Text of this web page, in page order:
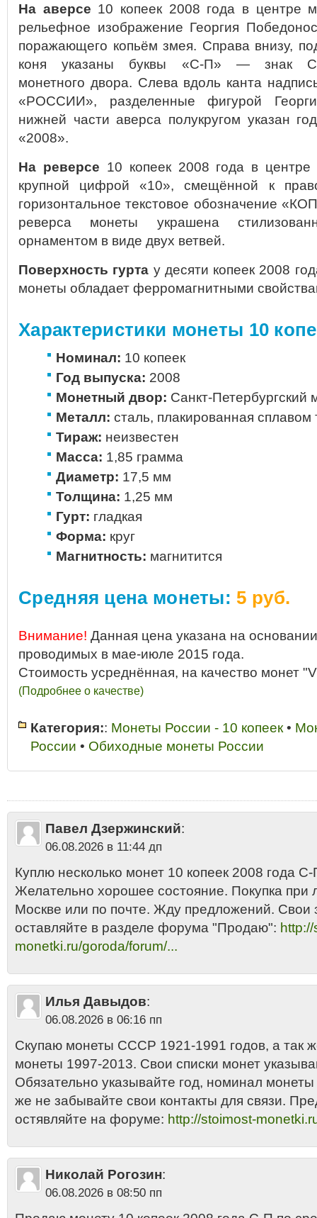
На аверсе 10 копеек 2008 года в центре
рельефное изображение Георгия
поражающего копьём змея. Справа внизу,
коня указаны буквы «С-П» — знак
монетного двора. Слева вдоль канта
«РОССИИ», разделенные фигурой
нижней части аверса полукругом указан
«2008».
На реверсе 10 копеек 2008 года в
крупной цифрой «10», смещённой к
горизонтальное текстовое обозначение
реверса монеты украшена
орнаментом в виде двух ветвей.
Поверхность гурта у десяти копеек 2008
монеты обладает ферромагнитными
Характеристики монеты 10
Номинал: 10 копеек
Год выпуска: 2008
Монетный двор: Санкт-
Металл: сталь, плакированная сплавом
Тираж: неизвестен
Масса: 1,85 грамма
Диаметр: 17,5 мм
Толщина: 1,25 мм
Гурт: гладкая
Форма: круг
Магнитность: магнитится
Средняя цена монеты: 5 руб.
Внимание! Данная цена указана на
проводимых в мае-июле 2015 года.
Стоимость усреднённая, на качество монет
(Подробнее о качестве)
Категория:: Монеты России - 10 копеек •
России • Обиходные монеты России
цена стоимость 2013•10 копеек России - сталь плакированная
Сколько стоит 10 копеек 2008 года
Павел Дзержинский:
06.08.2026 в 11:44 дп
Куплю несколько монет 10 копеек 2008 года
Желательно хорошее состояние. Покупка при
Москве или по почте. Жду предложений. Свои
оставляйте в разделе форума "Продаю":
monetki.ru/goroda/forum/...
Илья Давыдов:
06.08.2026 в 06:16 пп
Скупаю монеты СССР 1921-1991 годов, а так
монеты 1997-2013. Свои списки монет
Обязательно указывайте год, номинал монеты
же не забывайте свои контакты для связи.
остявляйте на форуме: http://stoimost-
Николай Рогозин:
06.08.2026 в 08:50 пп